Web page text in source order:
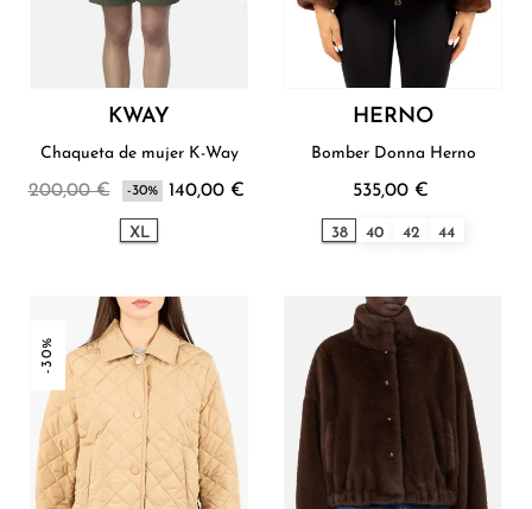
KWAY
Chaqueta de mujer K-Way
200,00 € -30% 140,00 €
XL
HERNO
Bomber Donna Herno
535,00 €
38 40 42 44
-30%